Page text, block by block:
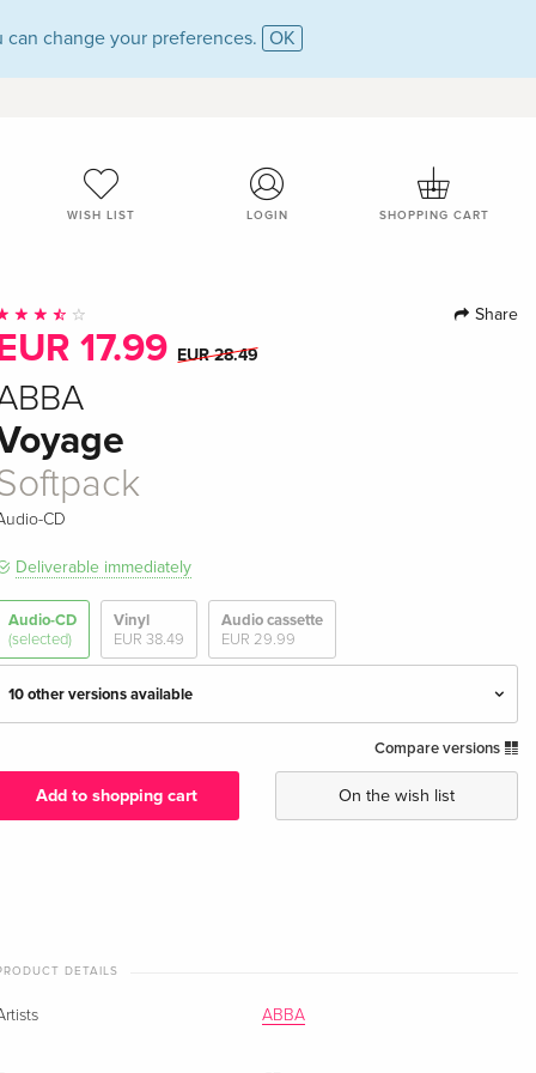
change your preferences. OK
WISH LIST LOGIN SHOPPING CART
Share
17.99 EUR 28.49
CD
Deliverable immediately
Audio-CD
(selected)
Vinyl
EUR 38.49
Audio cassette
EUR 29.99
10 other versions available
Edition
EUR 18.99
Compare versions
Add to shopping cart On the wish list
DETAILS
ABBA